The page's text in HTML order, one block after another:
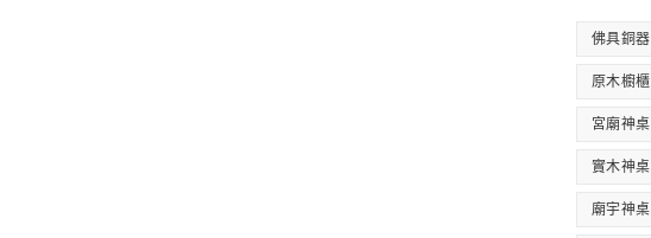
佛具銅器
原木櫥櫃
宮廟神桌
實木神桌
廟宇神桌